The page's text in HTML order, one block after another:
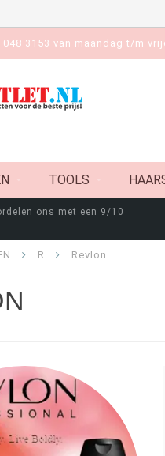
3153 van maandag t/m
TOOLS
ons met een 9/10
R Revlon